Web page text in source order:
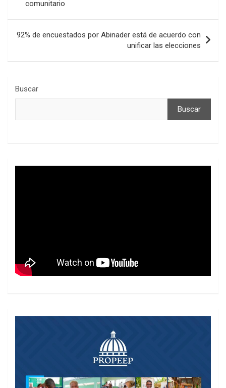
entradas
comunitario
92% de encuestados por Abinader está de acuerdo con
unificar las elecciones
Buscar
Buscar